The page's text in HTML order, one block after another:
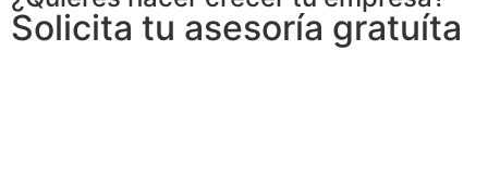
Solicita tu asesoría gratuíta